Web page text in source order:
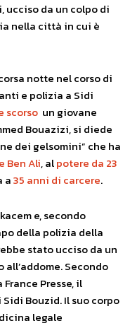
ucciso da un colpo di
nella città in cui è
notte nel corso di
e polizia a Sidi
scorso un giovane
Bouazizi, si diede
dei gelsomini” che ha
Ben Ali, alpotere da 23
a35 anni di carcere.
e, secondo
della polizia della
stato ucciso da un
Secondo
Presse, il
Bouzid. Il suo corpo
legale